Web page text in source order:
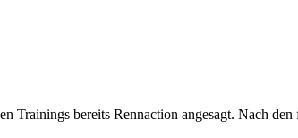
bereits Rennaction angesagt. Nach